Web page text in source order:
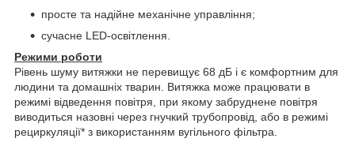
просте та надійне механічне управління;
сучасне LED-освітлення.
Режими роботи
Рівень шуму витяжки не перевищує 68 дБ і є комфортним для
людини та домашніх тварин. Витяжка може працювати в
режимі відведення повітря, при якому забруднене повітря
виводиться назовні через гнучкий трубопровід, або в режимі
рециркуляції* з використанням вугільного фільтра.